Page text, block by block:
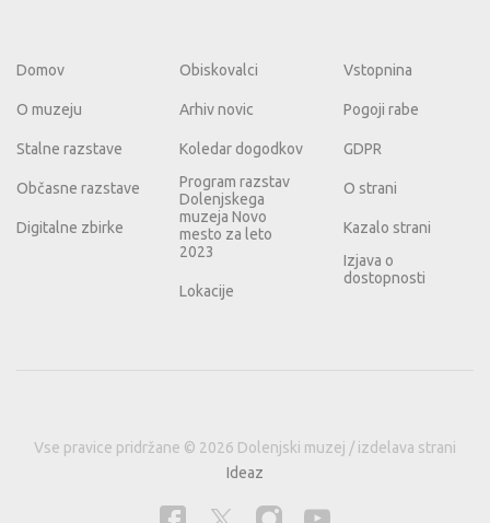
Domov
O muzeju
Stalne razstave
Občasne razstave
Digitalne zbirke
Obiskovalci
Arhiv novic
Koledar dogodkov
Program razstav
Dolenjskega
muzeja Novo
mesto za leto
2023
Lokacije
Vstopnina
Pogoji rabe
GDPR
O strani
Kazalo strani
Izjava o
dostopnosti
Vse pravice pridržane © 2026 Dolenjski muzej / izdelava strani
Ideaz